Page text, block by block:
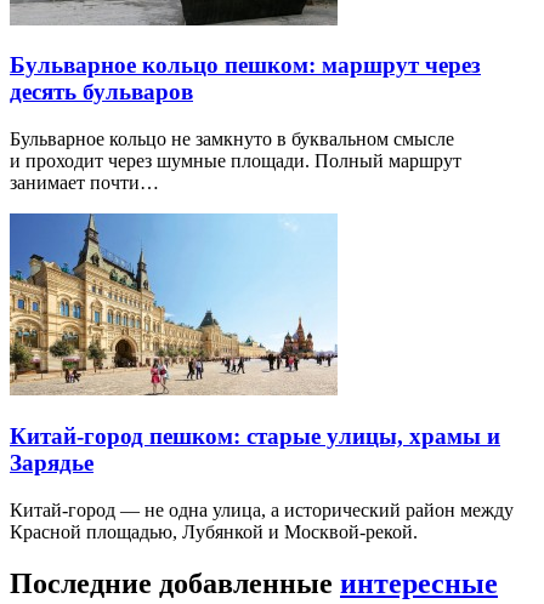
Бульварное кольцо пешком: маршрут через
десять бульваров
Бульварное кольцо не замкнуто в буквальном смысле
и проходит через шумные площади. Полный маршрут
занимает почти…
Китай-город пешком: старые улицы, храмы и
Зарядье
Китай-город — не одна улица, а исторический район между
Красной площадью, Лубянкой и Москвой-рекой.
Последние добавленные интересные